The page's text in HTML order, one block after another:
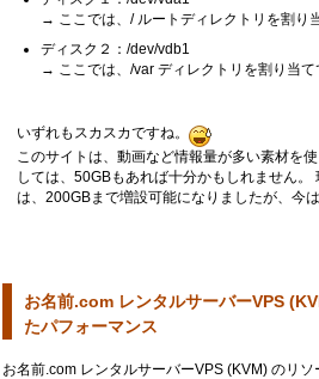
→ ここでは、/ ルートディレクトリを割り
ディスク２：/dev/vdb1
→ ここでは、/var ディレクトリを割り当て
いずれもスカスカですね。
このサイトは、動画など情報量が多い素材を
しては、50GBもあれば十分かもしれません
は、200GBまで増設可能になりましたが、今
お名前.com レンタルサーバーVPS
たパフォーマンス
お名前.com レンタルサーバーVPS (KVM) のリ